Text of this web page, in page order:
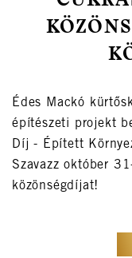
Édes Mackó
építészeti projekt
Díj - Épített
Szavazz október
közönségdíjat!